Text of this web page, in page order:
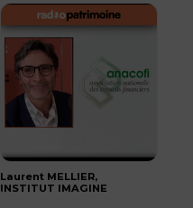
Laurent MELLIER,
INSTITUT IMAGINE